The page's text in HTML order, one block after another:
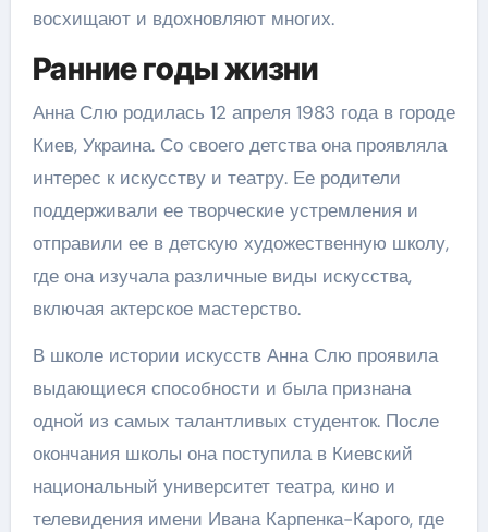
восхищают и вдохновляют многих.
Ранние годы жизни
Анна Слю родилась 12 апреля 1983 года в городе
Киев, Украина. Со своего детства она проявляла
интерес к искусству и театру. Ее родители
поддерживали ее творческие устремления и
отправили ее в детскую художественную школу,
где она изучала различные виды искусства,
включая актерское мастерство.
В школе истории искусств Анна Слю проявила
выдающиеся способности и была признана
одной из самых талантливых студенток. После
окончания школы она поступила в Киевский
национальный университет театра, кино и
телевидения имени Ивана Карпенка-Карого, где